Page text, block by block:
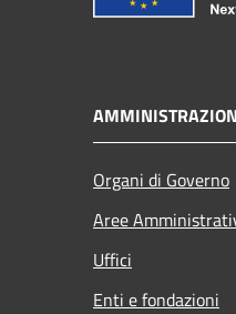
Organi di Governo
Aree
Uffici
Enti e fondazioni